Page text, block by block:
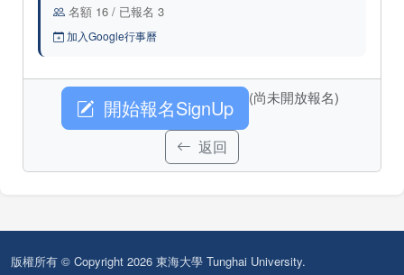
名額 16 / 已報名 3
加入Google行事曆
開始報名SignUp (尚未開放報名)
返回
版權所有 © Copyright 2026 東海大學 Tunghai University.